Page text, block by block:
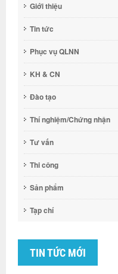
Giới thiệu
Tin tức
Phục vụ QLNN
KH & CN
Đào tạo
Thí nghiệm/Chứng nhận
Tư vấn
Thi công
Sản phẩm
Tạp chí
TIN TỨC MỚI